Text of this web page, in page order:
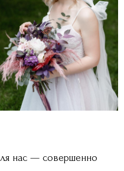
нас — совершенно